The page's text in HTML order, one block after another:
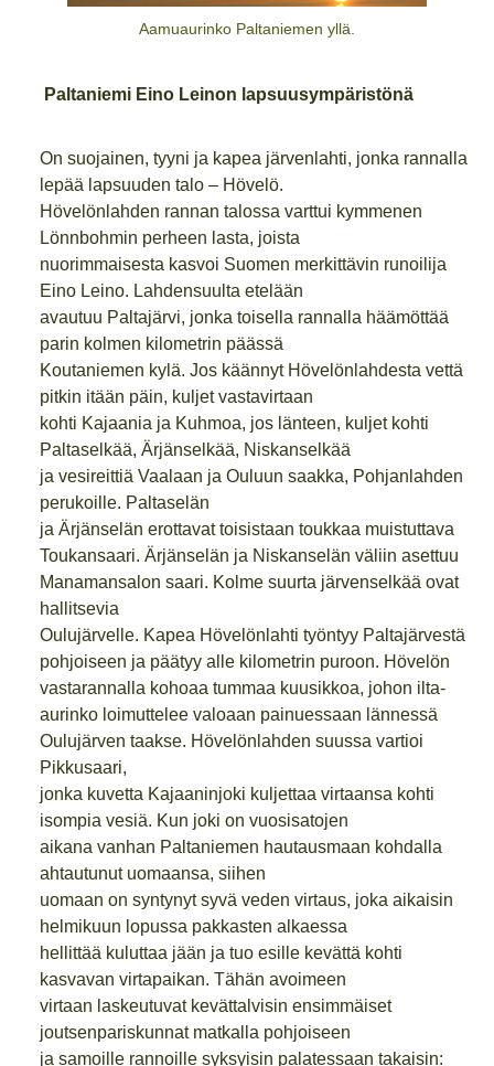
Aamuaurinko Paltaniemen yllä.
Paltaniemi Eino Leinon lapsuusympäristönä
On suojainen, tyyni ja kapea järvenlahti, jonka rannalla
lepää lapsuuden talo – Hövelö.
Hövelönlahden rannan talossa varttui kymmenen
Lönnbohmin perheen lasta, joista
nuorimmaisesta kasvoi Suomen merkittävin runoilija
Eino Leino. Lahdensuulta etelään
avautuu Paltajärvi, jonka toisella rannalla häämöttää
parin kolmen kilometrin päässä
Koutaniemen kylä. Jos käännyt Hövelönlahdesta vettä
pitkin itään päin, kuljet vastavirtaan
kohti Kajaania ja Kuhmoa, jos länteen, kuljet kohti
Paltaselkää, Ärjänselkää, Niskanselkää
ja vesireittiä Vaalaan ja Ouluun saakka, Pohjanlahden
perukoille. Paltaselän
ja Ärjänselän erottavat toisistaan toukkaa muistuttava
Toukansaari. Ärjänselän ja Niskanselän väliin asettuu
Manamansalon saari. Kolme suurta järvenselkää ovat
hallitsevia
Oulujärvelle. Kapea Hövelönlahti työntyy Paltajärvestä
pohjoiseen ja päätyy alle kilometrin puroon. Hövelön
vastarannalla kohoaa tummaa kuusikkoa, johon ilta-
aurinko loimuttelee valoaan painuessaan lännessä
Oulujärven taakse. Hövelönlahden suussa vartioi
Pikkusaari,
jonka kuvetta Kajaaninjoki kuljettaa virtaansa kohti
isompia vesiä. Kun joki on vuosisatojen
aikana vanhan Paltaniemen hautausmaan kohdalla
ahtautunut uomaansa, siihen
uomaan on syntynyt syvä veden virtaus, joka aikaisin
helmikuun lopussa pakkasten alkaessa
hellittää kuluttaa jään ja tuo esille kevättä kohti
kasvavan virtapaikan. Tähän avoimeen
virtaan laskeutuvat kevättalvisin ensimmäiset
joutsenpariskunnat matkalla pohjoiseen
ja samoille rannoille syksyisin palatessaan takaisin: